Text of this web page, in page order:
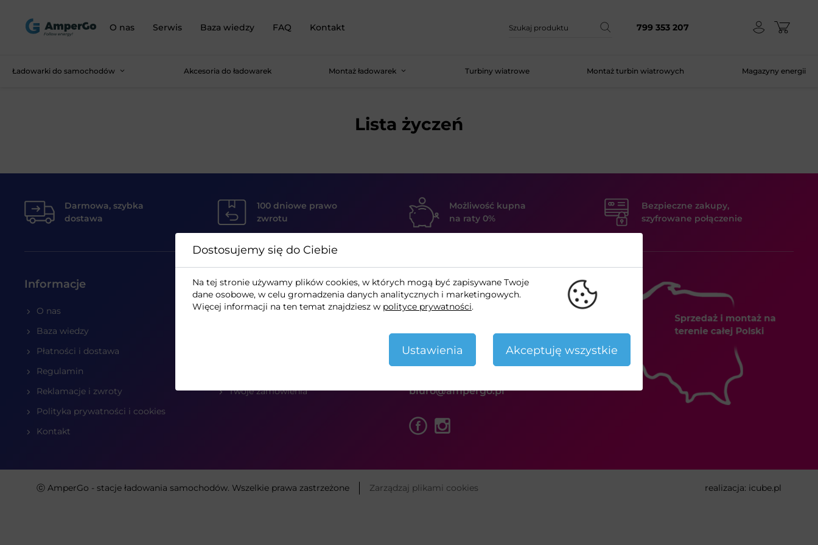
O nas Serwis Baza wiedzy FAQ Kontakt 799 353 207
Ładowarki do samochodów Akcesoria do ładowarek Montaż ładowarek Turbiny wiatrowe Montaż turbin wiatrowych Magazyny energii
Lista życzeń
Dostosujemy się do Ciebie
Na tej stronie używamy plików cookies, w których mogą być zapisywane Twoje
dane osobowe, w celu gromadzenia danych analitycznych i marketingowych.
Więcej informacji na ten temat znajdziesz w polityce prywatności.
Ustawienia Akceptuję wszystkie
Darmowa, szybka
dostawa
100 dniowe prawo
zwrotu
Możliwość kupna
na raty 0%
Bezpieczne zakupy,
szyfrowane połączenie
Informacje
O nas
Baza wiedzy
Płatności i dostawa
Regulamin
Reklamacje i zwroty
Polityka prywatności i cookies
Kontakt
Twoje konto
Twój koszyk
Twoje zamówienia
AmperGo
ul. Karola Bunscha 18
799 353 207
biuro@ampergo.pl
ⓒ AmperGo - stacje ładowania samochodów. Wszelkie prawa zastrzeżone Zarządzaj plikami cookies realizacja: icube.pl